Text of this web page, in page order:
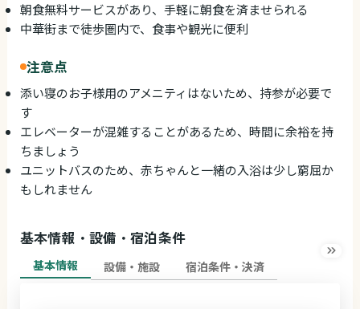
朝食無料サービスがあり、手軽に朝食を済ませられる
中華街まで徒歩圏内で、食事や観光に便利
注意点
添い寝のお子様用のアメニティはないため、持参が必要で
す
エレベーターが混雑することがあるため、時間に余裕を持
ちましょう
ユニットバスのため、赤ちゃんと一緒の入浴は少し窮屈か
もしれません
基本情報・設備・宿泊条件
基本情報 設備・施設 宿泊条件・決済